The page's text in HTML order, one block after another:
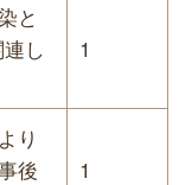
と
し
1
り
後
1